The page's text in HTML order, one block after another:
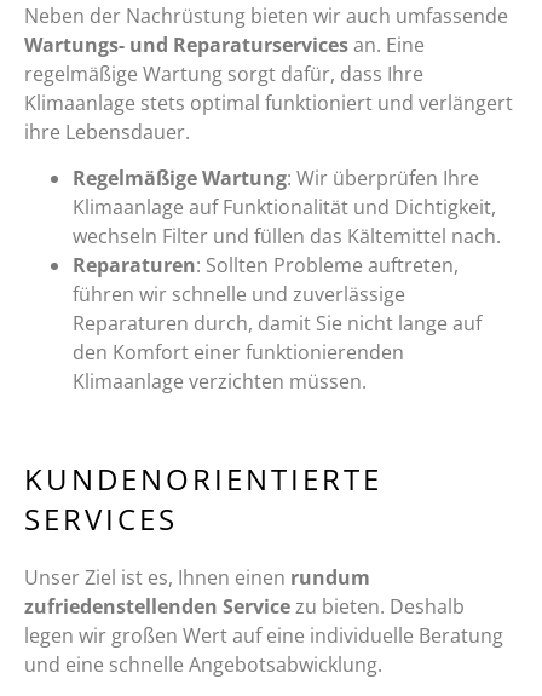
Neben der Nachrüstung bieten wir auch umfassende
Wartungs- und Reparaturservicesan. Eine
regelmäßige Wartung sorgt dafür, dass Ihre
Klimaanlage stets optimal funktioniert und verlängert
ihre Lebensdauer.
Regelmäßige Wartung: Wir überprüfen Ihre
Klimaanlage auf Funktionalität und Dichtigkeit,
wechseln Filter und füllen das Kältemittel nach.
Reparaturen: Sollten Probleme auftreten,
führen wir schnelle und zuverlässige
Reparaturen durch, damit Sie nicht lange auf
den Komfort einer funktionierenden
Klimaanlage verzichten müssen.
KUNDENORIENTIERTE
SERVICES
Unser Ziel ist es, Ihnen einen rundum
zufriedenstellenden Servicezu bieten. Deshalb
legen wir großen Wert auf eine individuelle Beratung
und eine schnelle Angebotsabwicklung.